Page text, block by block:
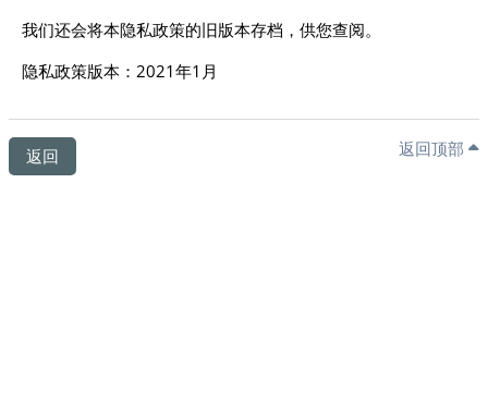
我们还会将本隐私政策的旧版本存档，供您查阅。
隐私政策版本：2021年1月
返回 返回顶部